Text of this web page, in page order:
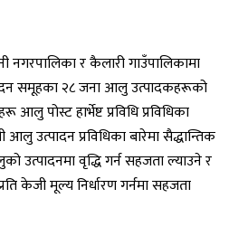
नगरपालिका र कैलारी गाउँपालिकामा
समूहका २८ जना आलु उत्पादकहरूको
पोस्ट हार्भेष्ट प्रविधि प्रविधिका
उत्पादन प्रविधिका बारेमा सैद्धान्तिक
उत्पादनमा वृद्धि गर्न सहजता ल्याउने र
केजी मूल्य निर्धारण गर्नमा सहजता